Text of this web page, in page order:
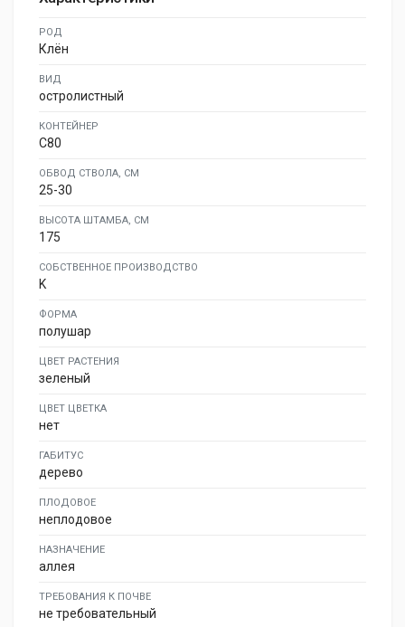
РОД
Клён
ВИД
остролистный
КОНТЕЙНЕР
C80
ОБВОД СТВОЛА, СМ
25-30
ВЫСОТА ШТАМБА, СМ
175
СОБСТВЕННОЕ ПРОИЗВОДСТВО
K
ФОРМА
полушар
ЦВЕТ РАСТЕНИЯ
зеленый
ЦВЕТ ЦВЕТКА
нет
ГАБИТУС
дерево
ПЛОДОВОЕ
неплодовое
НАЗНАЧЕНИЕ
аллея
ТРЕБОВАНИЯ К ПОЧВЕ
не требовательный